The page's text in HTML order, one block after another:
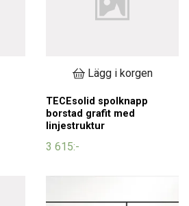
Lägg i korgen
TECEsolid spolknapp
borstad grafit med
linjestruktur
3 615:-